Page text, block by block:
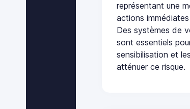
représentant une
actions
Des systèmes de
sont essentiels
sensibilisation et
atténuer ce risque.